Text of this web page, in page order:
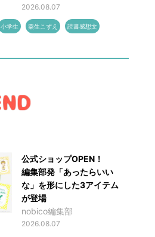
2026.08.07
小学生 粟生こずえ 読書感想文
公式ショップOPEN！
編集部発「あったらいい
な」を形にした3アイテム
が登場
nobico編集部
2026.08.07